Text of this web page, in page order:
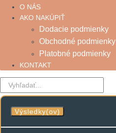
O NÁS
AKO NAKÚPIŤ
Dodacie podmienky
Obchodné podmienky
Platobné podmienky
KONTAKT
Search
...
Výsledky(ov)